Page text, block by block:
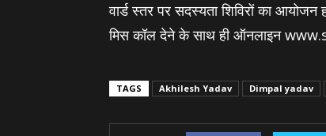
वार्ड स्तर पर सदस्यता शिविरों का
मिस कॉल देने के साथ ही ऑनलाइन
TAGS Akhilesh Yadav Dimpal yadav